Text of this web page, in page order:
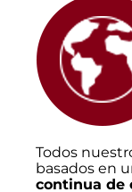
Todos
basados en
continua de